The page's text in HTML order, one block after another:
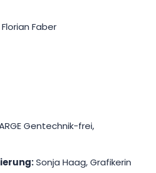
Florian Faber
Gentechnik-frei,
Sonja Haag, Grafikerin